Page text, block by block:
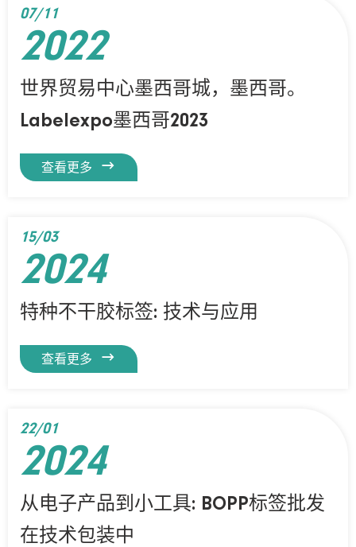
世界贸易中心墨西哥城，墨西哥。
Labelexpo墨西哥2023
查看更多 
07/11
2022
特种不干胶标签: 技术与应用
查看更多 
15/03
2024
从电子产品到小工具: BOPP标签批发
在技术包装中
22/01
2024